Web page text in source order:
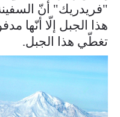
"فريدريك" أنّ
هذا الجبل إلّا أنّها
تغطّي هذا الجبل.